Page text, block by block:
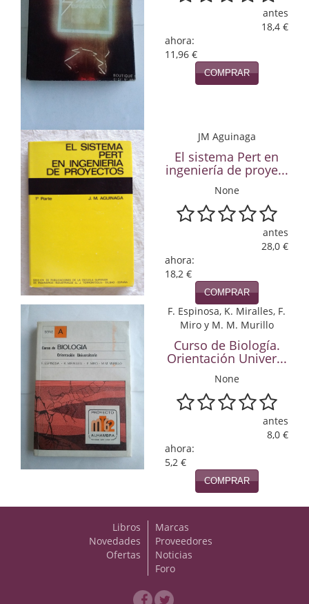
Infantil y juvenil. Nuevo!!
Infantil y juvenil. Nuevo!!!
Informática
Local
Mafia y espionaje
Naturaleza
Novela Extranjera
Novela fantástica
Novela histórica
Novela negra
Novela romántica
Otros idiomas
antes
18,4 €
ahora:
11,96 €
COMPRAR
JM Aguinaga
El sistema Pert en
ingeniería de proye...
None
antes
28,0 €
ahora:
18,2 €
COMPRAR
F. Espinosa, K. Miralles, F.
Miro y M. M. Murillo
Curso de Biología.
Orientación Univer...
None
antes
8,0 €
ahora:
5,2 €
COMPRAR
Libros
Novedades
Ofertas
Marcas
Proveedores
Noticias
Foro